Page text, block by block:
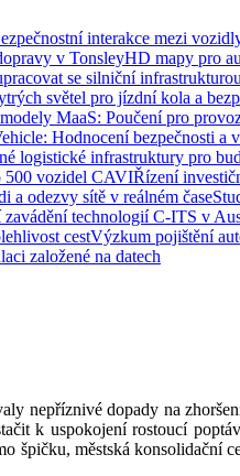
interakce mezi
v TonsleyHD mapy pro
se silniční infrastrukturou
světel pro jízdní kola a
MaaS: Poučení pro
Hodnocení bezpečnosti a
logistické infrastruktury pro
500 vozidel CAVIŘízení
a odezvy sítě v reálném čase
technologií C-ITS v
cestVýzkum pojištění
založené na datech
nepříznivé dopady na
k uspokojení rostoucí
špičku, městská konsolidační